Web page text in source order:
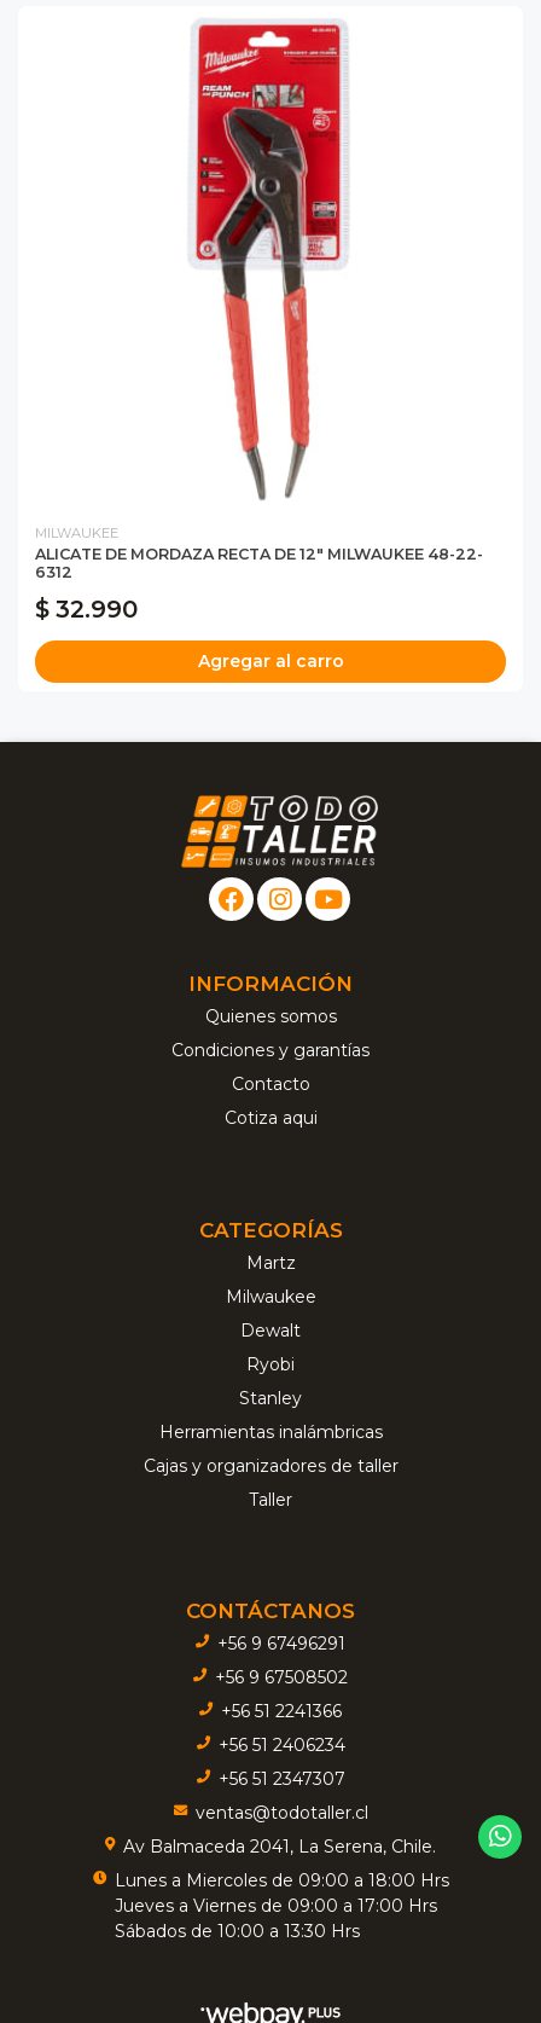
MILWAUKEE
ALICATE DE MORDAZA RECTA DE 12" MILWAUKEE 48-22-
6312
$ 32.990
Agregar al carro
INFORMACIÓN
Quienes somos
Condiciones y garantías
Contacto
Cotiza aqui
CATEGORÍAS
Martz
Milwaukee
Dewalt
Ryobi
Stanley
Herramientas inalámbricas
Cajas y organizadores de taller
Taller
CONTÁCTANOS
+56 9 67496291
+56 9 67508502
+56 51 2241366
+56 51 2406234
+56 51 2347307
ventas@todotaller.cl
Av Balmaceda 2041, La Serena, Chile.
Lunes a Miercoles de 09:00 a 18:00 Hrs
Jueves a Viernes de 09:00 a 17:00 Hrs
Sábados de 10:00 a 13:30 Hrs